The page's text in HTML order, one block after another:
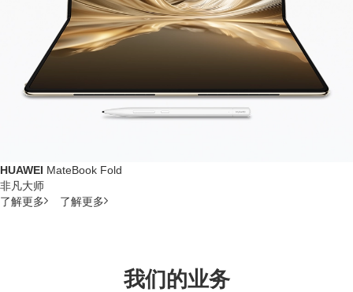
HUAWEI MateBook Fold
非凡大师
了解更多
了解更多
我们的业务